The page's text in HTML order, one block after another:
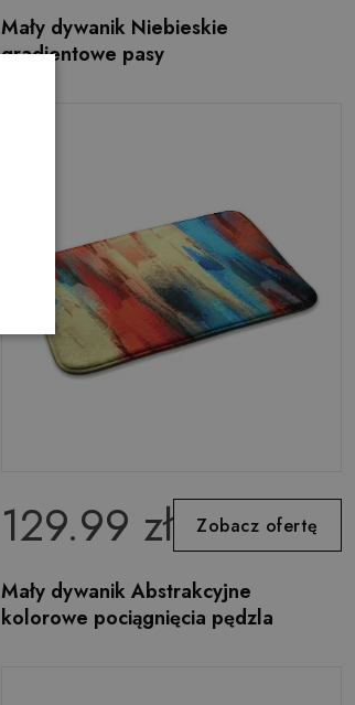
Mały dywanik Niebieskie
gradientowe pasy
129.99 zł Zobacz ofertę
Mały dywanik Abstrakcyjne
kolorowe pociągnięcia pędzla